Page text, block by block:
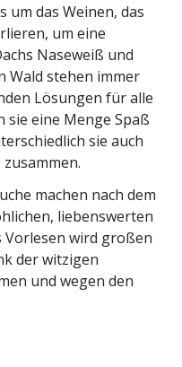
um das Weinen, das
um eine
Naseweiß und
Wald stehen immer
Lösungen für alle
sie eine Menge Spaß
sie auch
machen nach dem
liebens­werten
Vorlesen wird großen
der witzigen
und wegen den